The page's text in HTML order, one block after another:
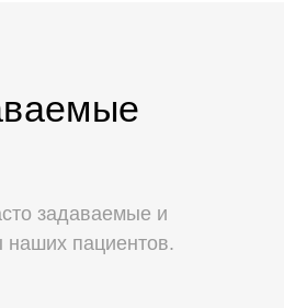
задаваемые и
пациентов.